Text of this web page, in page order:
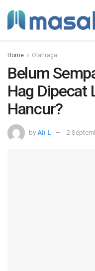
Home Olahraga
Belum
Hag Dipecat
Hancur?
by Ali L 2